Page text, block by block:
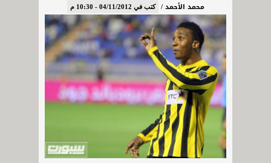
محمد الأحمد / كتب في 04/11/2012 - 10:30 م